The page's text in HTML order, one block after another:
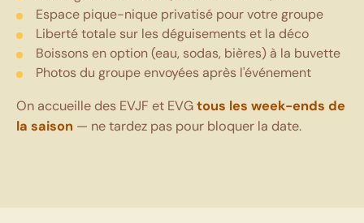
Espace pique-nique privatisé pour votre groupe
Liberté totale sur les déguisements et la déco
Boissons en option (eau, sodas, bières) à la buvette
Photos du groupe envoyées après l'événement
On accueille des EVJF et EVGtous les week-ends de
la saison — ne tardez pas pour bloquer la date.